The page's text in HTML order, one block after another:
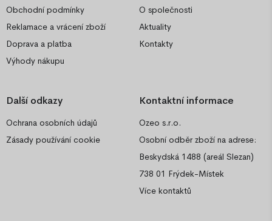
Obchodní podmínky
Reklamace a vrácení zboží
Doprava a platba
Výhody nákupu
O společnosti
Aktuality
Kontakty
Další odkazy
Ochrana osobních údajů
Zásady používání cookie
Kontaktní informace
Ozeo s.r.o.
Osobní odběr zboží na adrese:
Beskydská 1488 (areál Slezan)
738 01 Frýdek-Místek
Více kontaktů